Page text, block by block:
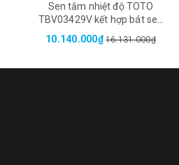
Sen tắm nhiệt độ TOTO
TBV03429V kết hợp bát sen
TBW02017A
10.140.000₫ 16.131.000₫